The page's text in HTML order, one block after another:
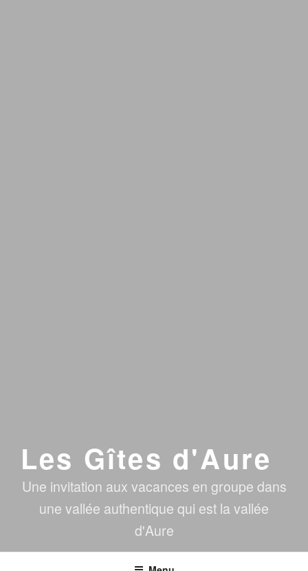
Les Gîtes d'Aure
Une invitation aux vacances en groupe dans
une vallée authentique qui est la vallée
d'Aure